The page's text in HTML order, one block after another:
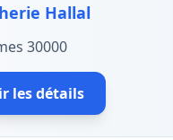
Hallal
30000
les détails